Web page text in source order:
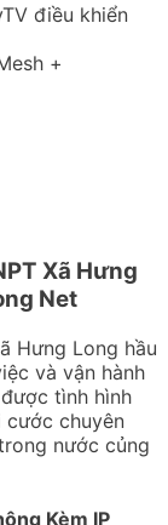
điều khiển
+
Xã Hưng
Net
Hưng Long hầu
và vận hành
tình hình
cước chuyên
nước củng
Kèm IP